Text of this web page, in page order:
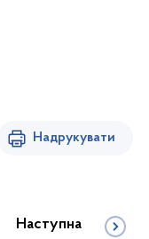
Надрукувати
Наступна